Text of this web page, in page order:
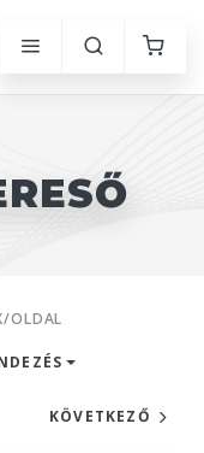
OLDAL
KÖVETKEZŐ